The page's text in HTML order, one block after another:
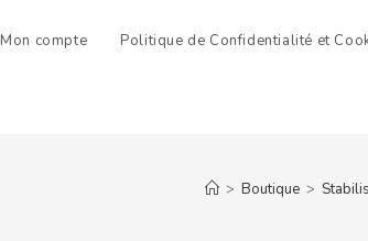
Mon compte Politique de Confidentialité et
> Boutique >